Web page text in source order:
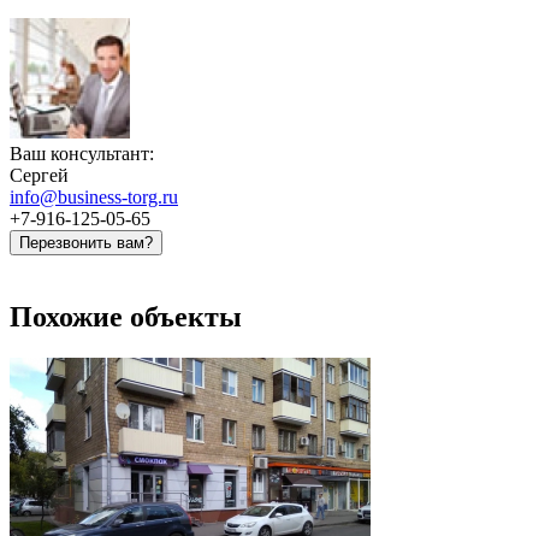
Ваш консультант:
Сергей
info@business-torg.ru
+7-916-125-05-65
Перезвонить вам?
Похожие объекты